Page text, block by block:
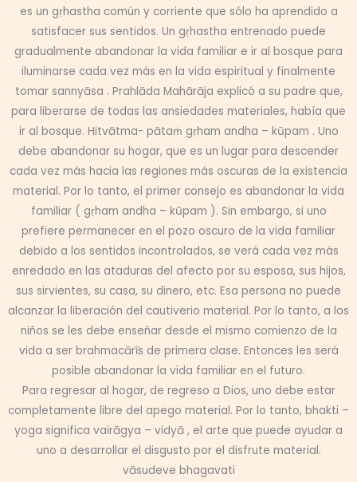
es un gṛhastha común y corriente que sólo ha aprendido a
satisfacer sus sentidos. Un gṛhastha entrenado puede
gradualmente abandonar la vida familiar e ir al bosque para
iluminarse cada vez más en la vida espiritual y finalmente
tomar sannyāsa . Prahlāda Mahārāja explicó a su padre que,
para liberarse de todas las ansiedades materiales, había que
ir al bosque. Hitvātma- pātaṁ gṛham andha – kūpam . Uno
debe abandonar su hogar, que es un lugar para descender
cada vez más hacia las regiones más oscuras de la existencia
material. Por lo tanto, el primer consejo es abandonar la vida
familiar ( gṛham andha – kūpam ). Sin embargo, si uno
prefiere permanecer en el pozo oscuro de la vida familiar
debido a los sentidos incontrolados, se verá cada vez más
enredado en las ataduras del afecto por su esposa, sus hijos,
sus sirvientes, su casa, su dinero, etc. Esa persona no puede
alcanzar la liberación del cautiverio material. Por lo tanto, a los
niños se les debe enseñar desde el mismo comienzo de la
vida a ser brahmacārīs de primera clase. Entonces les será
posible abandonar la vida familiar en el futuro.
Para regresar al hogar, de regreso a Dios, uno debe estar
completamente libre del apego material. Por lo tanto, bhakti –
yoga significa vairāgya – vidyā , el arte que puede ayudar a
uno a desarrollar el disgusto por el disfrute material.
vāsudeve bhagavati